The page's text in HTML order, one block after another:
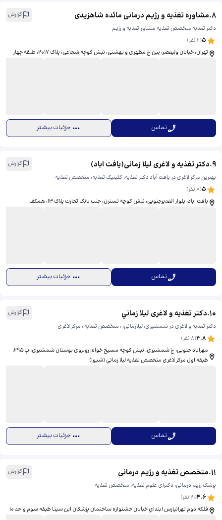
8
.مشاوره تغذیه و رژیم درمانی مائده شاهزیدی
گزارش
دکتر تغذیه متخصص تغذیه مشاور تغذیه و رژیم
5
(
2نفر)
تهران، خیابان ولیعصر، بین خ مطهری و بهشتی، نبش کوچه شجاعی، پلاک ۲۰۱۷، طبقه چهار
تماس جزئیات بیشتر
9
.دکتر تغذیه و لاغری لیلا زمانی(يافت اباد)
گزارش
بهترین مرکز لاغری در یافت آباد دکتر تغذیه، کلینیک تغذیه، متخصص تغذیه
5
(
8نفر)
یافت اباد، بلوار الغدیرجنوبی، نبش کوچه نسترن، جنب بانک تجارت پلاک ۱۳، همکف
تماس جزئیات بیشتر
10
.دکتر تغذیه و لاغری ليلا زماني
گزارش
دکتر تغذیه و لاغری در شمشیری، لیلازمانی، ، متخصص تغذیه ، مرکز لاغری
4.8
(
8نفر)
مهراباد جنوبی، خ شمشیری، نبش کوچه مسیح خواه، روبروی بوستان شمشیری، پ ۲۹۵،
طبقه اول مرکز لاغری متخصص تغذيه ليلا زماني (شیوا)
تماس جزئیات بیشتر
11
.متخصص تغذیه و رژیم درمانی
گزارش
پزشک رژیم درمانی، دکترای علوم تغذیه، متخصص تغذیه
4.6
(
21نفر)
فلكه دوم تهرانپارس ابتداي خيابان جشنواره ساختمان پزشکان ابن سينا طبقه سوم واحد ١٠